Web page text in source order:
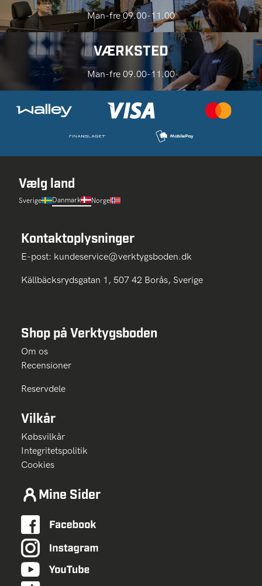
Man-fre 09.00-11.00
VÆRKSTED
Man-fre 09.00-11.00
Vælg land
Sverige Danmark Norge
Kontaktoplysninger
E-post: kundeservice@verktygsboden.dk
Källbäcksrydsgatan 1, 507 42 Borås, Sverige
Shop på Verktygsboden
Om os
Recensioner
Reservdele
Vilkår
Købsvilkår
Integritetspolitik
Cookies
Mine Sider